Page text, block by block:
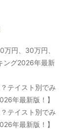
円、30万円、
ング2026年最新
テイスト別でみ
年最新版！】
テイスト別でみ
年最新版！】